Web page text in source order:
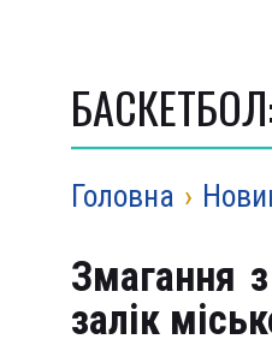
Головна ›
Змагання
залік